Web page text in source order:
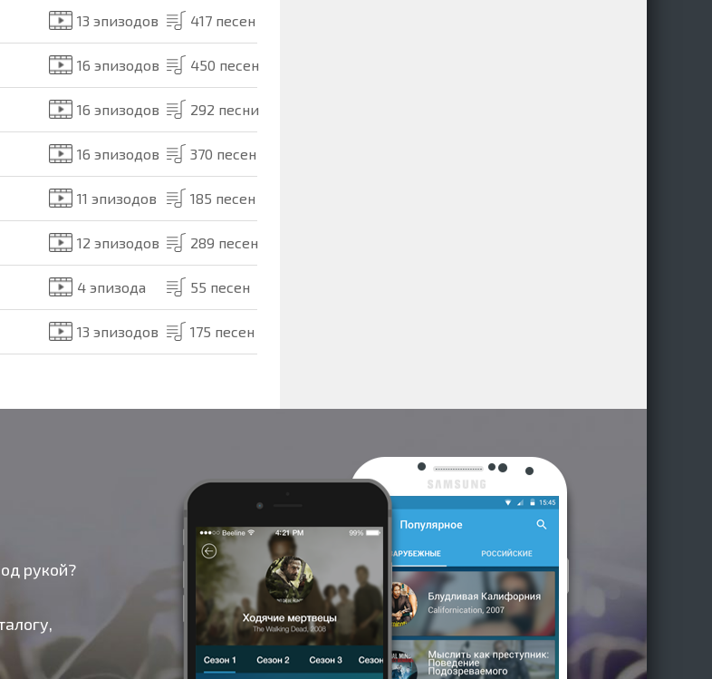
13 эпизодов 417 песен
16 эпизодов 450 песен
16 эпизодов 292 песни
16 эпизодов 370 песен
11 эпизодов 185 песен
12 эпизодов 289 песен
4 эпизода 55 песен
13 эпизодов 175 песен
рукой?